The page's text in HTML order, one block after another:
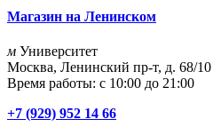
Магазин на Ленинском
м Университет
Москва, Ленинский пр-т, д. 68/10
Время работы: с 10:00 до 21:00
+7 (929) 952 14 66